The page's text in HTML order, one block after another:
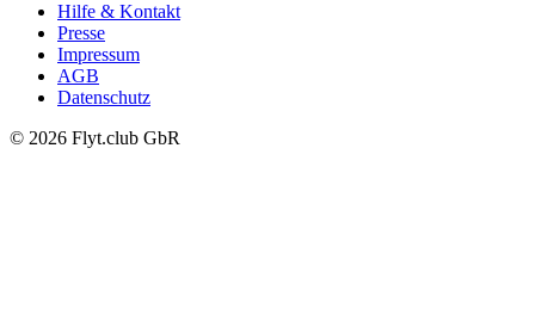
Hilfe & Kontakt
Presse
Impressum
AGB
Datenschutz
© 2026 Flyt.club GbR